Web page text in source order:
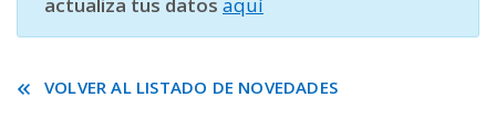
VOLVER AL LISTADO DE NOVEDADES